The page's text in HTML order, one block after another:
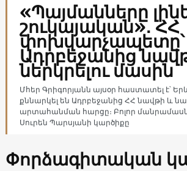
«Պայմանները
շուկայական»․ ՀՀ
փոխվարչապետը՝
Ադրբեջանից
ներկրելու մասին
Մհեր Գրիգորյանն այսօր հաստատել է՝
քննարկել են Ադրբեջանից ՀՀ նավթի և
արտահանման հարցը։ Բոլոր
Սուրեն Պարսյանի կարծիքը
Փորձագիտական